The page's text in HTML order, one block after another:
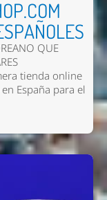
QUE
tienda online
España para el